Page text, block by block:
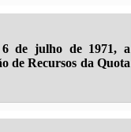
de julho de 1971, a
de Recursos da Quota